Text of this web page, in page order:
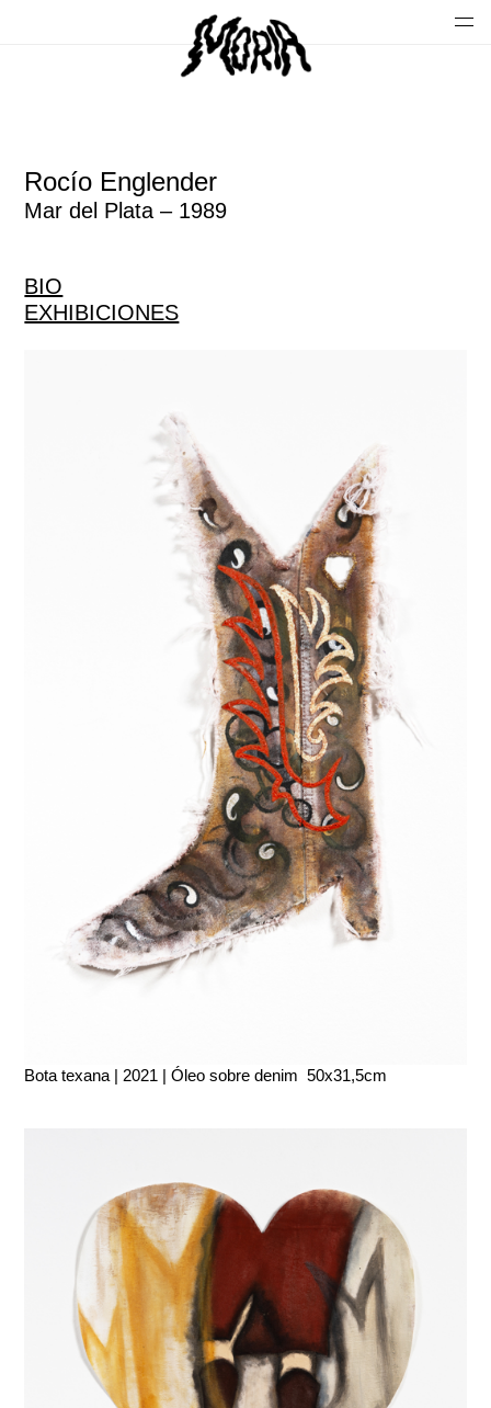
Rocío Englender
Mar del Plata – 1989
BIO
EXHIBICIONES
Bota texana | 2021 | Óleo sobre denim 50x31,5cm